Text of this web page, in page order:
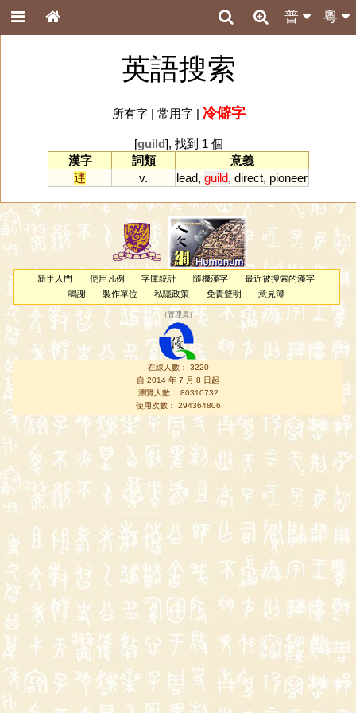
粵
普
英語搜索
所有字| 常用字| 冷僻字
[guild], 找到 1 個
漢字
詞類
意義
䢦
v. lead, guild, direct, pioneer
新手入門 使用凡例 字庫統計 隨機漢字
最近被搜索的漢字
鳴謝
製作單位 私隱政策 免責聲明 意見簿
（管理員 ）
在線人數： 3220
自 2014 年 7 月 8 日起
瀏覽人數： 80310732
使用次數： 294364806